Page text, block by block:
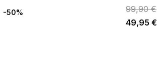
-50% 99,90 €
49,95 €